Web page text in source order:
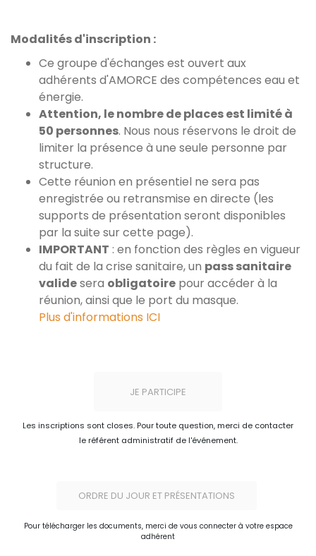
Modalités d'inscription :
Ce groupe d'échanges est ouvert aux
adhérents d'AMORCE des compétences eau et
énergie.
Attention, le nombre de places est limité à
50 personnes. Nous nous réservons le droit de
limiter la présence à une seule personne par
structure.
Cette réunion en présentiel ne sera pas
enregistrée ou retransmise en directe (les
supports de présentation seront disponibles
par la suite sur cette page).
IMPORTANT : en fonction des règles en vigueur
du fait de la crise sanitaire, un pass sanitaire
validesera obligatoire pour accéder à la
réunion, ainsi que le port du masque.
Plus d'informations ICI
JE PARTICIPE
Les inscriptions sont closes. Pour toute question, merci de contacter
le référent administratif de l'événement.
ORDRE DU JOUR ET PRÉSENTATIONS
Pour télécharger les documents, merci de vous connecter à votre espace
adhérent